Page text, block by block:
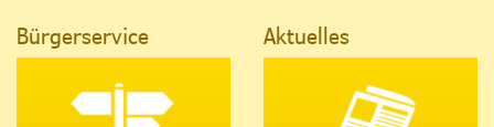
Bürgerservice Aktuelles